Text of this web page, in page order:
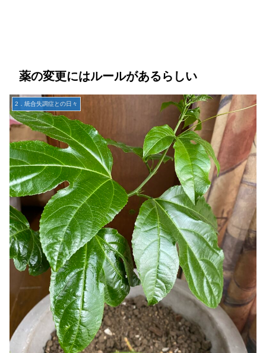
薬の変更にはルールがあるらしい
2．統合失調症との日々